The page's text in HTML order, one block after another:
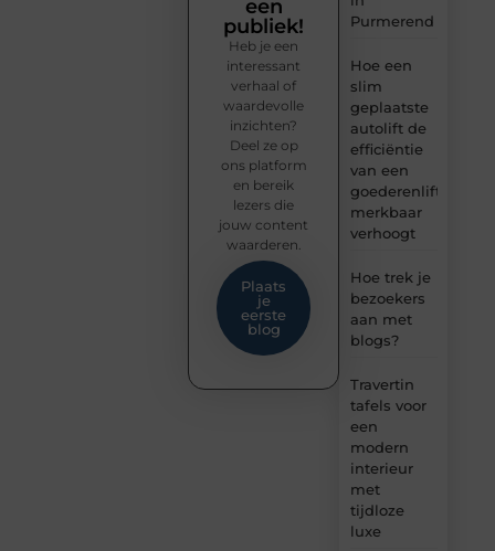
Purmerend
Hoe een
slim
geplaatste
autolift de
efficiëntie
van een
goederenlift
merkbaar
verhoogt
Hoe trek je
bezoekers
aan met
blogs?
Travertin
tafels voor
een
modern
interieur
met
tijdloze
luxe
een
publiek!
Heb je een
interessant
verhaal of
waardevolle
inzichten?
Deel ze op
ons platform
en bereik
lezers die
jouw content
waarderen.
Plaats
je
eerste
blog